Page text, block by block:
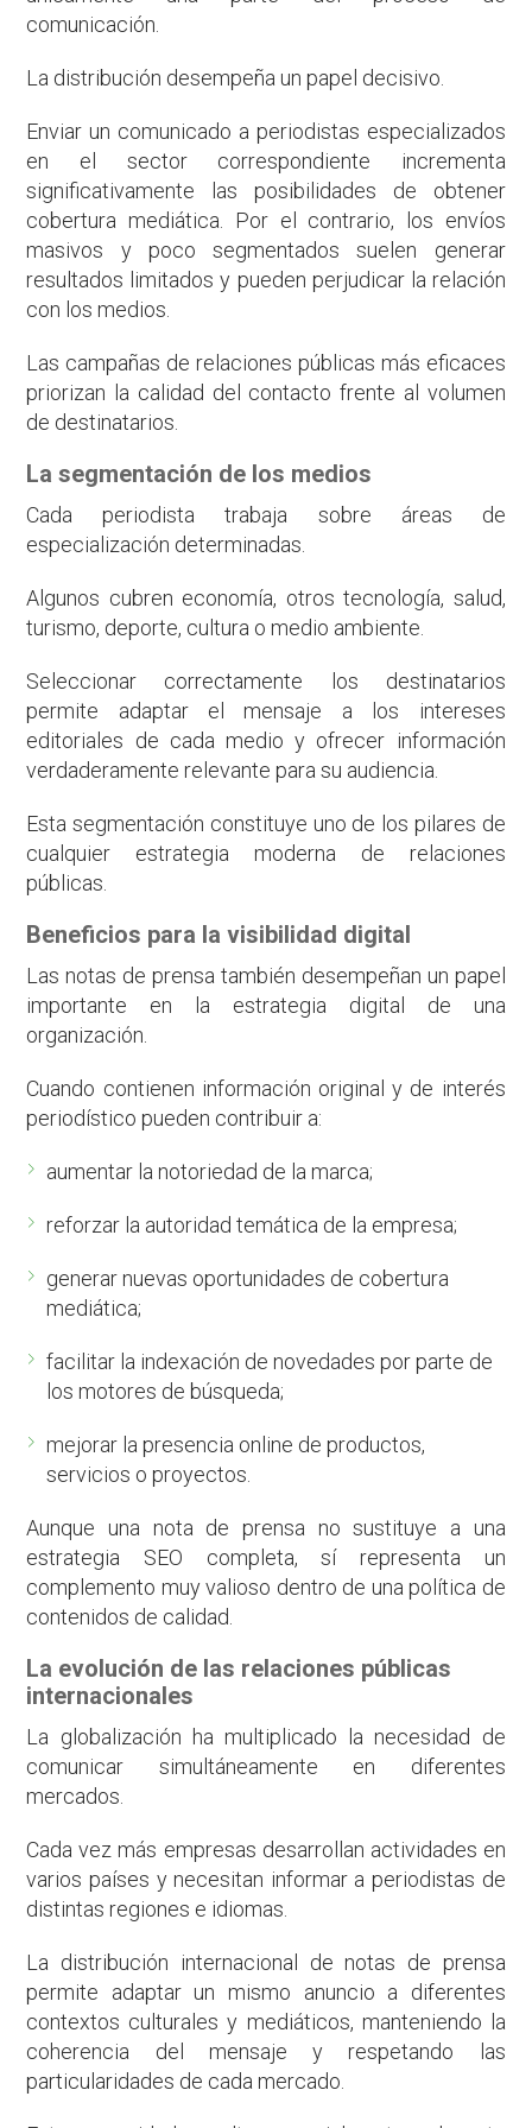
comunicación.
La distribución desempeña un papel decisivo.
Enviar un comunicado a periodistas especializados
en el sector correspondiente incrementa
significativamente las posibilidades de obtener
cobertura mediática. Por el contrario, los envíos
masivos y poco segmentados suelen generar
resultados limitados y pueden perjudicar la relación
con los medios.
Las campañas de relaciones públicas más eficaces
priorizan la calidad del contacto frente al volumen
de destinatarios.
La segmentación de los medios
Cada periodista trabaja sobre áreas de
especialización determinadas.
Algunos cubren economía, otros tecnología, salud,
turismo, deporte, cultura o medio ambiente.
Seleccionar correctamente los destinatarios
permite adaptar el mensaje a los intereses
editoriales de cada medio y ofrecer información
verdaderamente relevante para su audiencia.
Esta segmentación constituye uno de los pilares de
cualquier estrategia moderna de relaciones
públicas.
Beneficios para la visibilidad digital
Las notas de prensa también desempeñan un papel
importante en la estrategia digital de una
organización.
Cuando contienen información original y de interés
periodístico pueden contribuir a:
aumentar la notoriedad de la marca;
reforzar la autoridad temática de la empresa;
generar nuevas oportunidades de cobertura
mediática;
facilitar la indexación de novedades por parte de
los motores de búsqueda;
mejorar la presencia online de productos,
servicios o proyectos.
Aunque una nota de prensa no sustituye a una
estrategia SEO completa, sí representa un
complemento muy valioso dentro de una política de
contenidos de calidad.
La evolución de las relaciones públicas
internacionales
La globalización ha multiplicado la necesidad de
comunicar simultáneamente en diferentes
mercados.
Cada vez más empresas desarrollan actividades en
varios países y necesitan informar a periodistas de
distintas regiones e idiomas.
La distribución internacional de notas de prensa
permite adaptar un mismo anuncio a diferentes
contextos culturales y mediáticos, manteniendo la
coherencia del mensaje y respetando las
particularidades de cada mercado.